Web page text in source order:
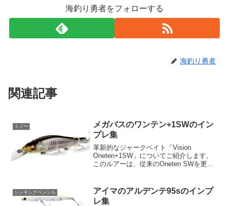
海釣り勇者をフォローする
海釣り勇者
関連記事
ミノー
メガバスのワンテン+1SWのイン
プレ集
革新的なジャークベイト「Vision
Oneten+1SW」についてご紹介します。
このルアーは、従来のOneten SWを更に
なアクションまず、特筆すべきはその特
殊形状...
シンキングペンシル
アイマのアルデンテ95sのインプ
レ集